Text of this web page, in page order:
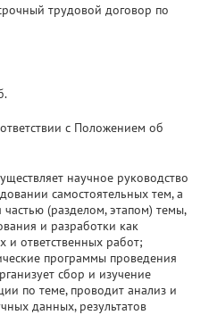
трудовой договор по
с Положением об
научное руководство
самостоятельных тем, а
(разделом, этапом) темы,
и разработки как
и ответственных работ;
программы проведения
сбор и изучение
по теме, проводит анализ и
данных, результатов